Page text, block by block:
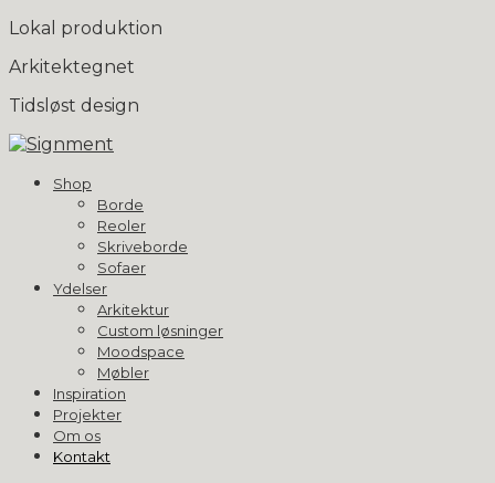
Lokal produktion
Arkitektegnet
Tidsløst design
Shop
Borde
Reoler
Skriveborde
Sofaer
Ydelser
Arkitektur
Custom løsninger
Moodspace
Møbler
Inspiration
Projekter
Om os
Kontakt